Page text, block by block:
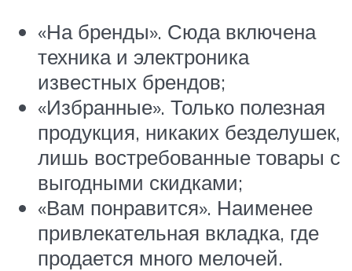
«На бренды». Сюда включена
техника и электроника
известных брендов;
«Избранные». Только полезная
продукция, никаких безделушек,
лишь востребованные товары с
выгодными скидками;
«Вам понравится». Наименее
привлекательная вкладка, где
продается много мелочей.